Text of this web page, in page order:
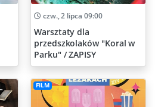
czw., 2 lipca 09:00
Warsztaty dla
przedszkolaków "Koral w
Parku" / ZAPISY
FILM